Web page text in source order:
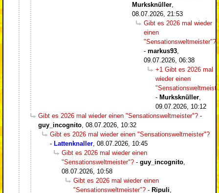
Murksknüller
08.07.2026, 21:53
Gibt es 2026 mal wieder
einen
"Sensationsweltmeister"?
- markus93
09.07.2026, 06:38
+1 Gibt es 2026 mal
wieder einen
- Murksknüller
09.07.2026, 10:12
Gibt es 2026 mal wieder einen "Sensationsweltmeister"? -
guy_incognito 08.07.2026, 10:32
Gibt es 2026 mal wieder einen "Sensationsweltmeister"?
- Lattenknaller 08.07.2026, 10:45
Gibt es 2026 mal wieder einen
"Sensationsweltmeister"? - guy_incognito
08.07.2026, 10:58
Gibt es 2026 mal wieder einen
"Sensationsweltmeister"? - Ripuli